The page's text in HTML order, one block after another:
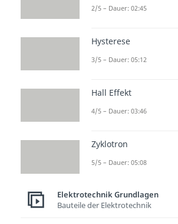
zeigt, haben wir
anderen Artikel
Fall lässt sich
Diagramm den
zur Stelle
2/5 – Dauer: 02:45
Hysterese
3/5 – Dauer: 05:12
Hall Effekt
4/5 – Dauer: 03:46
Zyklotron
5/5 – Dauer: 05:08
Elektrotechnik Grundlagen
Bauteile der Elektrotechnik